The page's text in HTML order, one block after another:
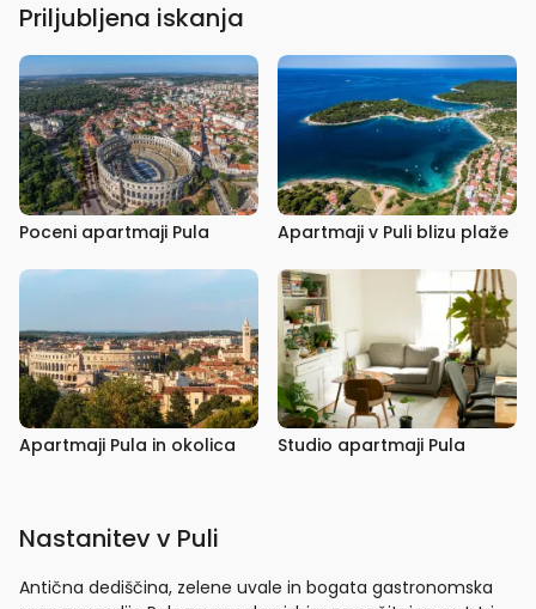
Priljubljena iskanja
Poceni apartmaji Pula Apartmaji v Puli blizu plaže
Apartmaji Pula in okolica Studio apartmaji Pula
Nastanitev v Puli
Antična dediščina, zelene uvale in bogata gastronomska